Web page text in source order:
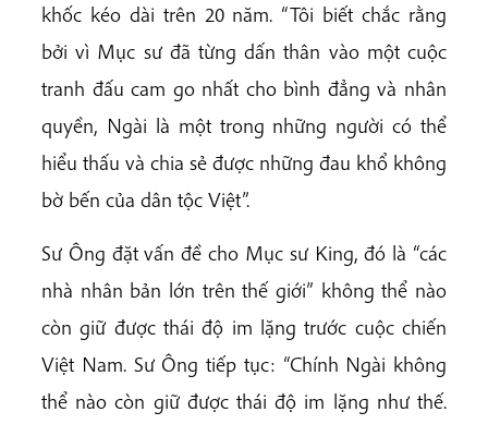
khốc kéo dài trên 20 năm. “Tôi biết chắc rằng
bởi vì Mục sư đã từng dấn thân vào một cuộc
tranh đấu cam go nhất cho bình đẳng và nhân
quyền, Ngài là một trong những người có thể
hiểu thấu và chia sẻ được những đau khổ không
bờ bến của dân tộc Việt”.
Sư Ông đặt vấn đề cho Mục sư King, đó là “các
nhà nhân bản lớn trên thế giới” không thể nào
còn giữ được thái độ im lặng trước cuộc chiến
Việt Nam. Sư Ông tiếp tục: “Chính Ngài không
thể nào còn giữ được thái độ im lặng như thế.